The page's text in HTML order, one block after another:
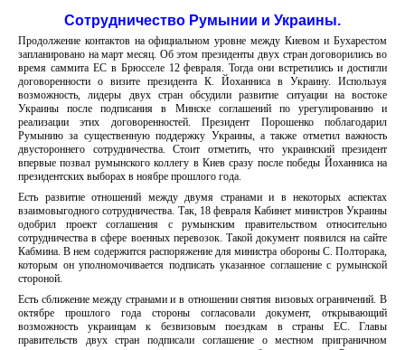
Сотрудничество Румынии и Украины.
Продолжение контактов на официальном уровне между Киевом и Бухарестом
запланировано на март месяц. Об этом президенты двух стран договорились во
время саммита ЕС в Брюсселе 12 февраля. Тогда они встретились и достигли
договоренности о визите президента К. Йоханниса в Украину. Используя
возможность, лидеры двух стран обсудили развитие ситуации на востоке
Украины после подписания в Минске соглашений по урегулированию и
реализации этих договоренностей. Президент Порошенко поблагодарил
Румынию за существенную поддержку Украины, а также отметил важность
двустороннего сотрудничества. Стоит отметить, что украинский президент
впервые позвал румынского коллегу в Киев сразу после победы Йоханниса на
президентских выборах в ноябре прошлого года.
Есть развитие отношений между двумя странами и в некоторых аспектах
взаимовыгодного сотрудничества. Так, 18 февраля Кабинет министров Украины
одобрил проект соглашения с румынским правительством относительно
сотрудничества в сфере военных перевозок. Такой документ появился на сайте
Кабмина. В нем содержится распоряжение для министра обороны С. Полторака,
которым он уполномочивается подписать указанное соглашение с румынской
стороной.
Есть сближение между странами и в отношении снятия визовых ограничений. В
октябре прошлого года стороны согласовали документ, открывающий
возможность украинцам к безвизовым поездкам в страны ЕС. Главы
правительств двух стран подписали соглашение о местном приграничном